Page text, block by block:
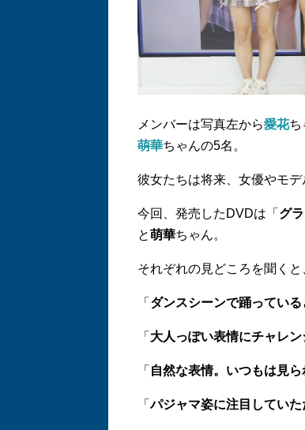
メンバーは写真左から愛花ち
萌華ちゃんの5名。
彼女たちは将来、女優やモ
今回、発売したDVDは「 グ
と萌華ちゃん。
それぞれの見どころを聞くと
「 ダンスシーンで踊ってい
「 大人っぽい表情にチャレ
「 自然な表情。いつもは見
「パジャマ姿に注目してい